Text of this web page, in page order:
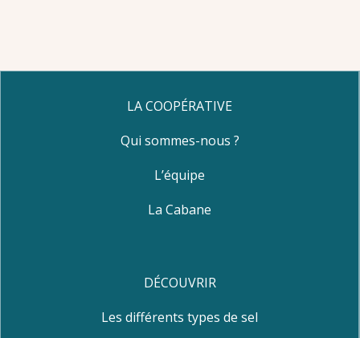
LA COOPÉRATIVE
Qui sommes-nous ?
L’équipe
La Cabane
DÉCOUVRIR
Les différents types de sel